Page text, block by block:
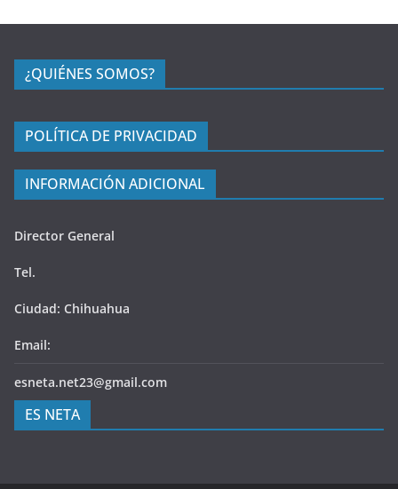
¿QUIÉNES SOMOS?
POLÍTICA DE PRIVACIDAD
INFORMACIÓN ADICIONAL
Director General
Tel.
Ciudad: Chihuahua
Email:
esneta.net23@gmail.com
ES NETA